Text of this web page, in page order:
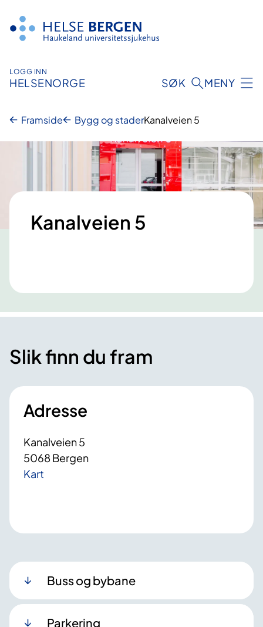
innhald
LOGG INN
HELSENORGE SØK MENY
Framside Bygg og staderKanalveien 5
Kanalveien 5
Slik finn du fram
Adresse
Kanalveien 5
5068 Bergen
Kart
Buss og bybane
Parkering